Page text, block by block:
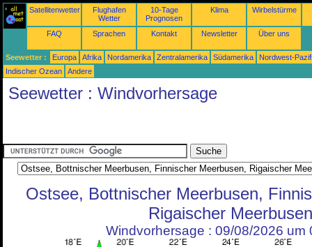
Satellitenwetter
Flughafen
Wetter
10-Tage
Prognosen
Klima Wirbelstürme
FAQ Sprachen Kontakt Newsletter Über uns
Seewetter : Europa Afrika Nordamerika Zentralamerika Südamerika
Nordwest-
Indischer Ozean
Andere
Seewetter : Windvorhersage
Ostsee, Bottnischer Meerbusen,
Rigaischer Meerbusen
Windvorhersage : 09/08/2026 um